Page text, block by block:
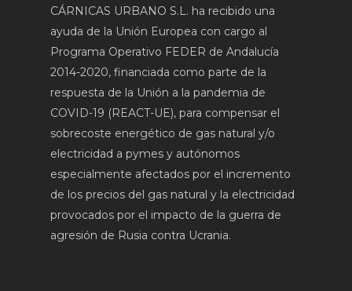
CÁRNICAS URBANO S.L. ha recibido una
ayuda de la Unión Europea con cargo al
Programa Operativo FEDER de Andalucía
2014-2020, financiada como parte de la
respuesta de la Unión a la pandemia de
COVID-19 (REACT-UE), para compensar el
sobrecoste energético de gas natural y/o
electricidad a pymes y autónomos
especialmente afectados por el incremento
de los precios del gas natural y la electricidad
provocados por el impacto de la guerra de
agresión de Rusia contra Ucrania.